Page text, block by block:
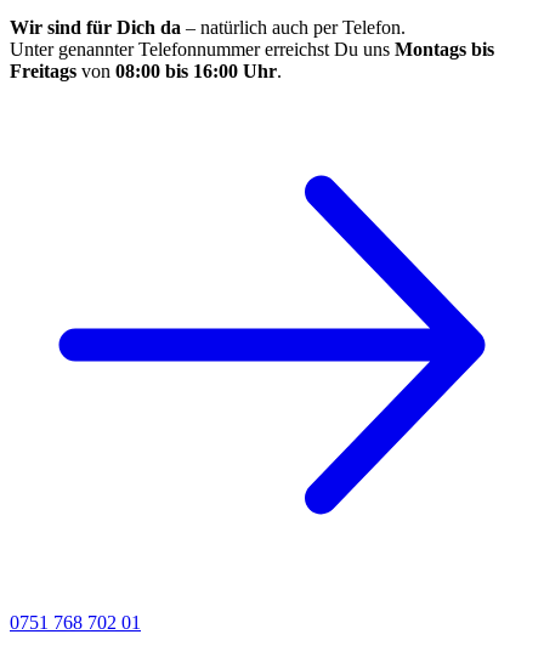
Wir sind für Dich da – natürlich auch per Telefon.
Unter genannter Telefonnummer erreichst Du uns Montags bis
Freitags von 08:00 bis 16:00 Uhr.
0751 768 702 01